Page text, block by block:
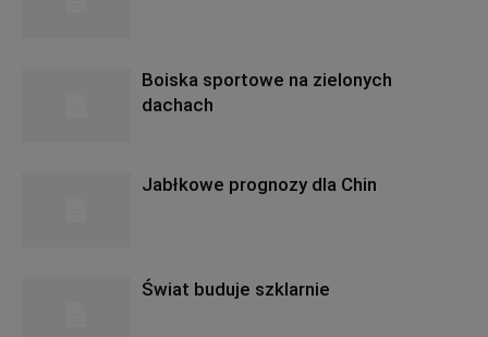
Boiska sportowe na zielonych
dachach
Jabłkowe prognozy dla Chin
Świat buduje szklarnie